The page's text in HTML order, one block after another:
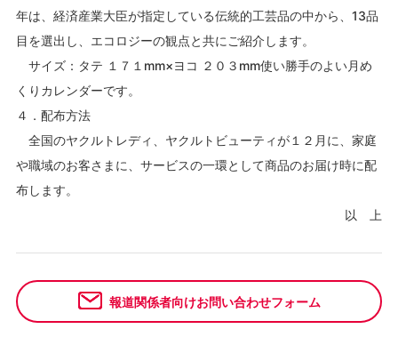
年は、経済産業大臣が指定している伝統的工芸品の中から、13品
目を選出し、エコロジーの観点と共にご紹介します。
サイズ：タテ １７１mm×ヨコ ２０３mm使い勝手のよい月め
くりカレンダーです。
４．配布方法
全国のヤクルトレディ、ヤクルトビューティが１２月に、家庭
や職域のお客さまに、サービスの一環として商品のお届け時に配
布します。
以 上
報道関係者向けお問い合わせフォーム